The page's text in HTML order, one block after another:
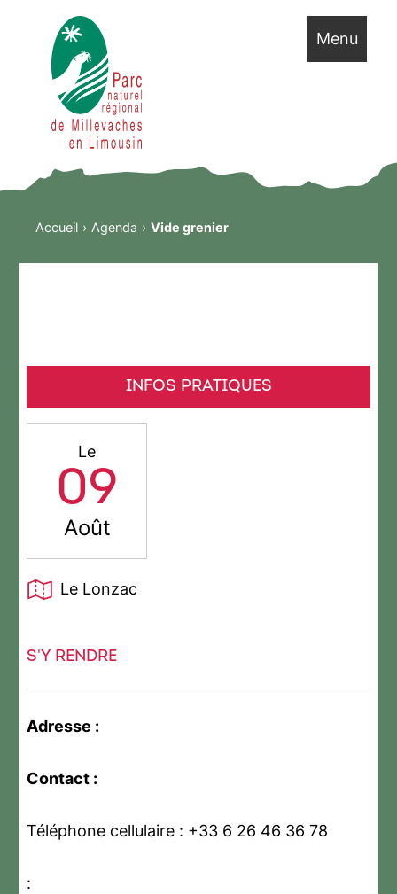
Menu
Accueil Agenda Vide grenier
INFOS PRATIQUES
Le
09
Août
Le Lonzac
S'Y RENDRE
Adresse :
Contact :
Téléphone cellulaire : +33 6 26 46 36 78
: